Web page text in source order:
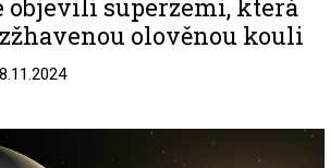
objevili superzemi, která
olověnou kouli